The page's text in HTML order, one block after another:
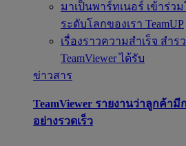
มาเป็นพาร์ทเนอร์ เข้าร่ว
ระดับโลกของเรา TeamUP
เรื่องราวความสำเร็จ สำร
TeamViewer ได้รับ
ข่าวสาร
TeamViewer รายงานว่าลูกค้า
อย่างรวดเร็ว